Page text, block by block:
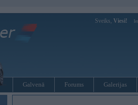
Sveiks, Viesi!
Galvenā Forums Galerijas